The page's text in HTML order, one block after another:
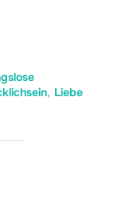
, Liebe